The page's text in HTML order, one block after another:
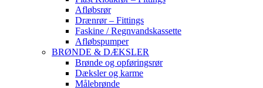
Afløbsrør
Drænrør – Fittings
Faskine / Regnvandskassette
Afløbspumper
BRØNDE & DÆKSLER
Brønde og opføringsrør
Dæksler og karme
Målebrønde